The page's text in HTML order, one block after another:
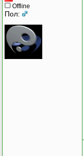
Offline
Пол: